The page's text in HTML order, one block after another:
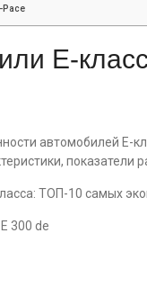
Pace
E-
автомобилей Е-
300 de